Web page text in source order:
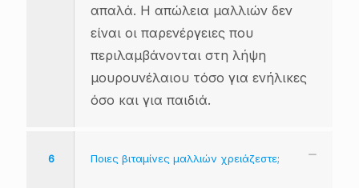
απαλά. Η απώλεια μαλλιών δεν
είναι οι παρενέργειες που
περιλαμβάνονται στη λήψη
μουρουνέλαιου τόσο για ενήλικες
όσο και για παιδιά.
6 Ποιες βιταμίνες μαλλιών χρειάζεστε;